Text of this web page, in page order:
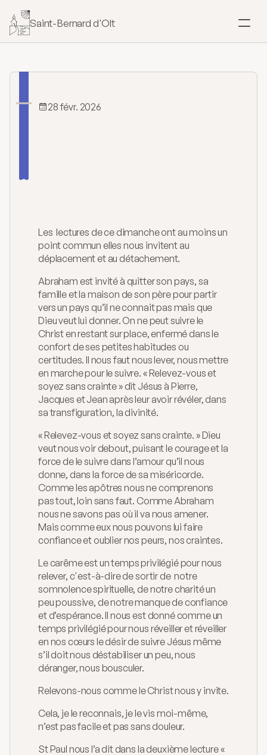
Saint-Bernard d'Olt
Catéchèse
Mouvements
Chemin de St-Jacques
À propos
Homélies
Contact
Baptême
Mariage
Pardon
28 févr. 2026
Les  lectures de ce dimanche ont au moins un
point commun elles nous invitent au
déplacement et au détachement.
Abraham est invité à quitter son pays, sa
famille et la maison de son père pour partir
vers un pays qu’il ne connait pas mais que
Dieu veut lui donner. On ne peut suivre le
Christ en restant sur place, enfermé dans le
confort de ses petites habitudes ou
certitudes. Il nous faut nous lever, nous mettre
en marche pour le suivre. « Relevez-vous et
soyez sans crainte » dit Jésus à Pierre,
Jacques et Jean après leur avoir révéler, dans
sa transfiguration, la divinité.
« Relevez-vous et soyez sans crainte. » Dieu
veut nous voir debout, puisant le courage et la
force de le suivre dans l’amour qu’il nous
donne, dans la force de sa miséricorde.
Comme les apôtres nous ne comprenons
pas tout, loin sans faut. Comme Abraham
nous ne savons pas où il va nous amener.
Mais comme eux nous pouvons lui faire
confiance et oublier nos peurs, nos craintes.
Le carême est un temps privilégié pour nous
relever, c'est-à-dire de sortir de  notre
somnolence spirituelle, de notre charité un
peu poussive, de notre manque de confiance
et d’espérance. Il nous est donné comme un
temps privilégié pour nous réveiller et réveiller
en nos cœurs le désir de suivre Jésus même
s’il doit nous déstabiliser un peu, nous
déranger, nous bousculer.
Relevons-nous comme le Christ nous y invite.
Cela, je le reconnais, je le vis moi-même,
n’est pas facile et pas sans douleur.
St Paul nous l’a dit dans la deuxième lecture «